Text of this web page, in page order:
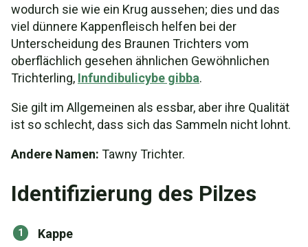
wodurch sie wie ein Krug aussehen; dies und das
viel dünnere Kappenfleisch helfen bei der
Unterscheidung des Braunen Trichters vom
oberflächlich gesehen ähnlichen Gewöhnlichen
Trichterling, Infundibulicybe gibba.
Sie gilt im Allgemeinen als essbar, aber ihre Qualität
ist so schlecht, dass sich das Sammeln nicht lohnt.
Andere Namen: Tawny Trichter.
Identifizierung des Pilzes
Kappe